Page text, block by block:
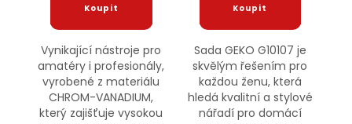
Vynikající nástroje pro
amatéry i profesionály,
vyrobené z materiálu
CHROM-VANADIUM,
který zajišťuje vysokou
Sada GEKO G10107 je
skvělým řešením pro
každou ženu, která
hledá kvalitní a stylové
nářadí pro domácí